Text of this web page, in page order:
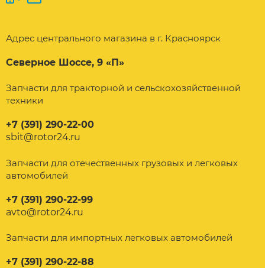
Адрес центрального магазина в г. Красноярск
Северное Шоссе, 9 «П»
Запчасти для тракторной и сельскохозяйственной
техники
+7 (391) 290-22-00
sbit@rotor24.ru
Запчасти для отечественных грузовых и легковых
автомобилей
+7 (391) 290-22-99
avto@rotor24.ru
Запчасти для импортных легковых автомобилей
+7 (391) 290-22-88